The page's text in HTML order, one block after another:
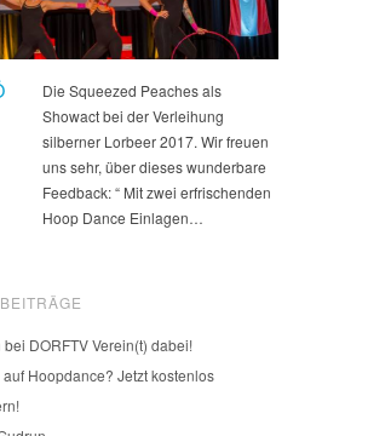
Die Squeezed Peaches als
Showact bei der Verleihung
silberner Lorbeer 2017. Wir freuen
uns sehr, über dieses wunderbare
Feedback: “ Mit zwei erfrischenden
Hoop Dance Einlagen…
DORFTV Verein(t) dabei!
Hoopdance? Jetzt kostenlos